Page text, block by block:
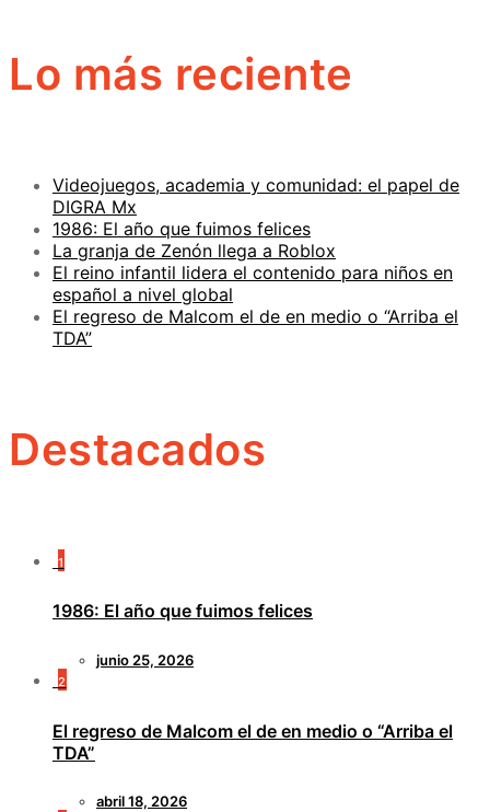
Lo más reciente
Videojuegos, academia y comunidad: el papel de
DIGRA Mx
1986: El año que fuimos felices
La granja de Zenón llega a Roblox
El reino infantil lidera el contenido para niños en
español a nivel global
El regreso de Malcom el de en medio o “Arriba el
TDA”
Destacados
1
1986: El año que fuimos felices
junio 25, 2026
2
El regreso de Malcom el de en medio o “Arriba el
TDA”
abril 18, 2026